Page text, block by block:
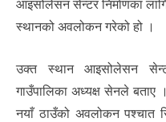
आइसोलेसन सेन्टर निर्माणका
स्थानको अवलोकन गरेको हो ।
उक्त स्थान आइसोलेसन
गाउँपालिका अध्यक्ष सेनले
नयाँ ठाउँको अवलोकन पश्चात